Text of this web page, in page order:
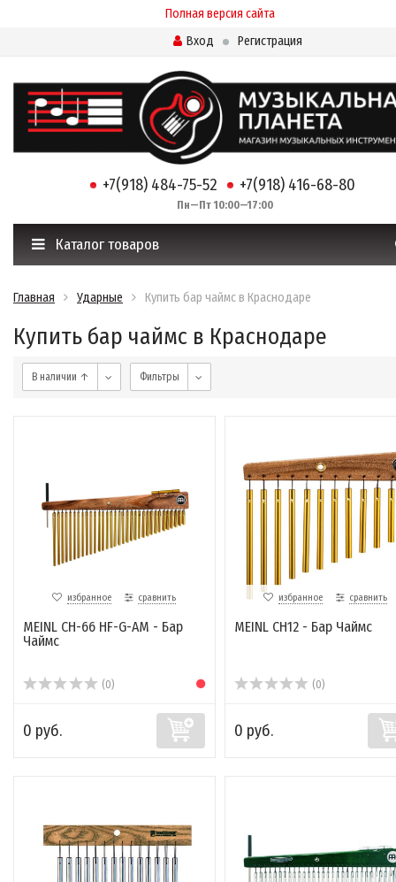
Полная версия сайта
Вход
Регистрация
+7(918) 484-75-52 +7(918) 416-68-80
Пн—Пт 10:00—17:00
Каталог товаров
Главная Ударные Купить бар чаймс в Краснодаре
Купить бар чаймс в Краснодаре
В наличии ↑ Фильтры
избранное сравнить
MEINL CH-66 HF-G-AM - Бар
Чаймс
(0)
0 руб.
избранное сравнить
MEINL CH12 - Бар Чаймс
(0)
0 руб.